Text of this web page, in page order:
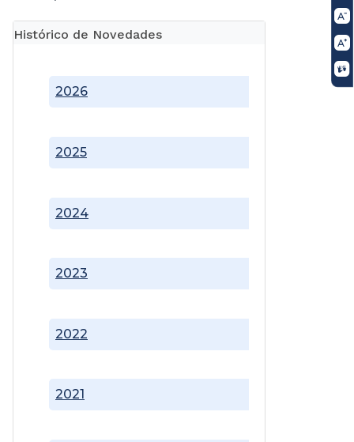
Histórico de Novedades
2021
2022
2023
2024
2025
2026